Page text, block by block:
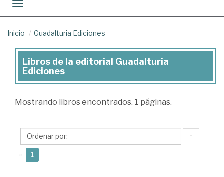
Toggle navigation
Inicio Guadalturia Ediciones
Libros
de
la
Guadalturia
Ediciones
Libros de la editorial Guadalturia
Ediciones
Mostrando libros encontrados. 1 páginas.
↑
« 1